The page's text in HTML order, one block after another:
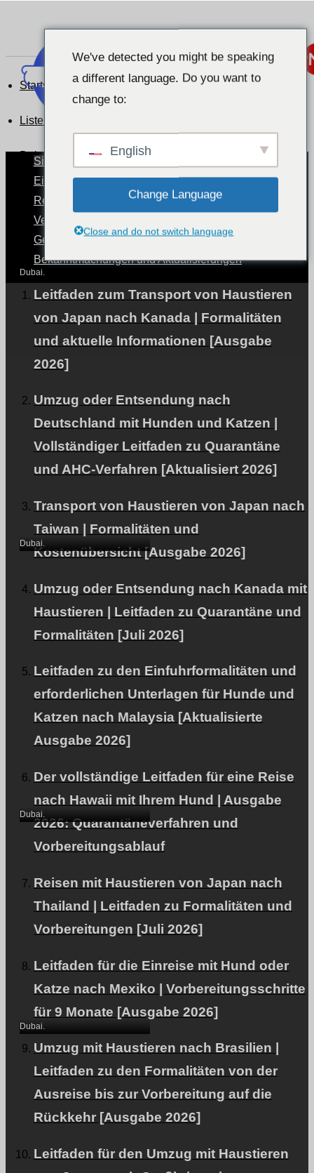
Situation der Haustiere nach Ländern
Eine Welt mit Haustieren
Reisen mit Haustieren
Verfahren für den Transport von Haustieren.
Gesundheit und Pflege von Haustieren
Bekanntmachungen und Aktualisierungen
Leitfaden zum Transport von Haustieren
von Japan nach Kanada | Formalitäten
und aktuelle Informationen [Ausgabe
2026]
Umzug oder Entsendung nach
Deutschland mit Hunden und Katzen |
Vollständiger Leitfaden zu Quarantäne
und AHC-Verfahren [Aktualisiert 2026]
Transport von Haustieren von Japan nach
Taiwan | Formalitäten und
Kostenübersicht [Ausgabe 2026]
Umzug oder Entsendung nach Kanada mit
Haustieren | Leitfaden zu Quarantäne und
Formalitäten [Juli 2026]
Leitfaden zu den Einfuhrformalitäten und
erforderlichen Unterlagen für Hunde und
Katzen nach Malaysia [Aktualisierte
Ausgabe 2026]
Der vollständige Leitfaden für eine Reise
nach Hawaii mit Ihrem Hund | Ausgabe
2026: Quarantäneverfahren und
Vorbereitungsablauf
Reisen mit Haustieren von Japan nach
Thailand | Leitfaden zu Formalitäten und
Vorbereitungen [Juli 2026]
Leitfaden für die Einreise mit Hund oder
Katze nach Mexiko | Vorbereitungsschritte
für 9 Monate [Ausgabe 2026]
Umzug mit Haustieren nach Brasilien |
Leitfaden zu den Formalitäten von der
Ausreise bis zur Vorbereitung auf die
Rückkehr [Ausgabe 2026]
Leitfaden für den Umzug mit Haustieren
Startseite
Liste der Kundenreferenzen
Dubai.
Dubai.
Dubai.
Von Tokio nach Dubai
(Zwergpudel)｜
Fallstudie zum Thema
｜Migration
Dubai.
Von Japan nach Dubai
(Zwergpudel)｜
Fallstudie zum Thema
Kurzaufenthaltsreise
Dubai.
Habe meine Katze
exportiert.
Dubai.
We've detected you might be speaking
a different language. Do you want to
change to:
English
Change Language
Close and do not switch language